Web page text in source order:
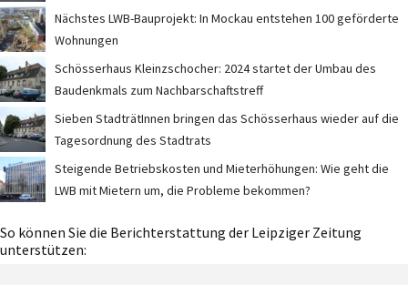
Nächstes LWB-Bauprojekt: In Mockau entstehen 100 geförderte
Wohnungen
Schösserhaus Kleinzschocher: 2024 startet der Umbau des
Baudenkmals zum Nachbarschaftstreff
Sieben StadträtInnen bringen das Schösserhaus wieder auf die
Tagesordnung des Stadtrats
Steigende Betriebskosten und Mieterhöhungen: Wie geht die
LWB mit Mietern um, die Probleme bekommen?
So können Sie die Berichterstattung der Leipziger Zeitung
unterstützen: